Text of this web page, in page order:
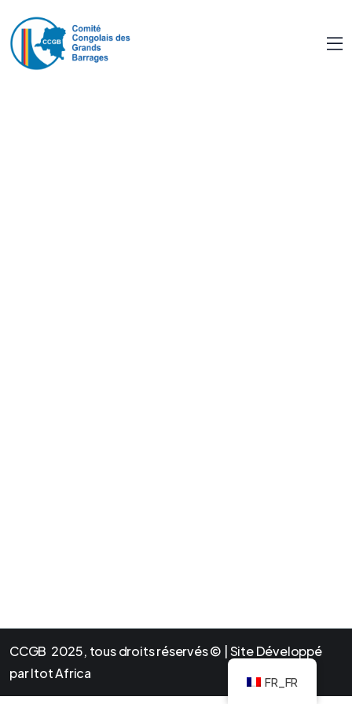
CCGB 2025, tous droits réservés © | Site Développé
par Itot Africa
FR_FR